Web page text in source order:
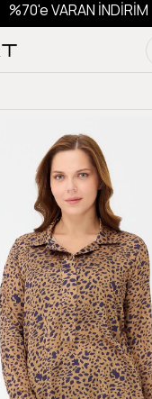
%70'e VARAN İNDİRİM